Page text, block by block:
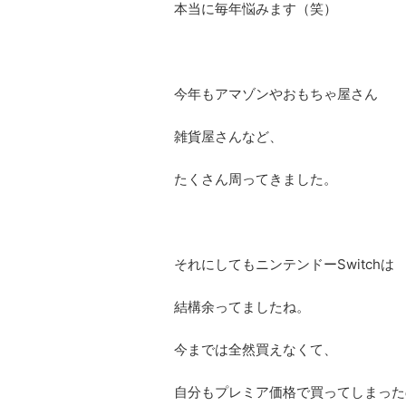
本当に毎年悩みます（笑）
今年もアマゾンやおもちゃ屋さん
雑貨屋さんなど、
たくさん周ってきました。
それにしてもニンテンドーSwitchは
結構余ってましたね。
今までは全然買えなくて、
自分もプレミア価格で買ってしまっ